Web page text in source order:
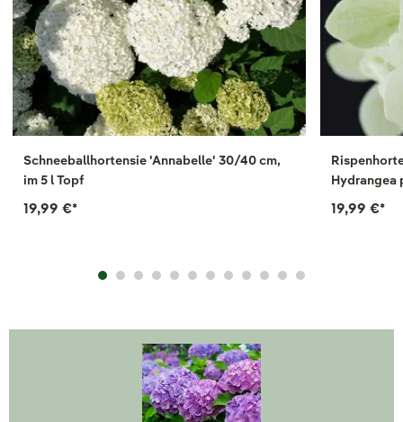
Schneeballhortensie 'Annabelle' 30/40 cm,
im 5 l Topf
19,99 €*
Hydrangea
19,99 €*